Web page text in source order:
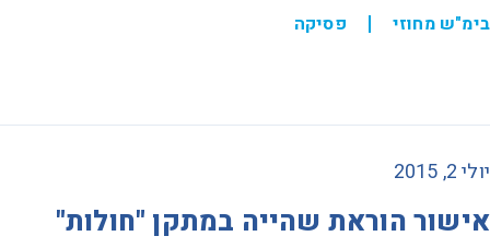
בימ"ש מחוזי פסיקה
יולי 2, 2015
אישור הוראת שהייה במתקן "חולות"